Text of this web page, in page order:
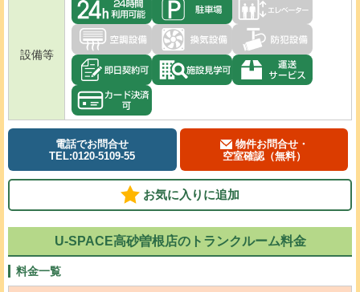
設備等
電話でお問合せ
TEL:0120-5109-55
物件お問合せ・
空室確認（無料）
お気に入りに追加
U-SPACE高砂曽根店のトランクルーム料金
料金一覧